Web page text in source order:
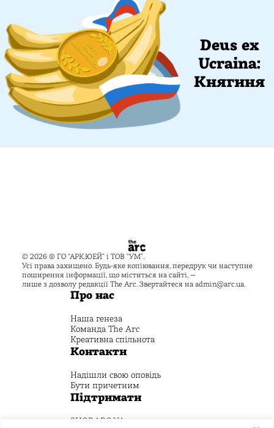
Deus ex
Ucraina:
Княгиня
© 2026 ® ГО “АРК.ЮЕЙ” і ТОВ “УМ”.
Усі права захищено. Будь-яке копіювання, передрук чи наступне
поширення інформації, що міститься на сайті, —
лише з дозволу редакції The Arc. Звертайтеся на admin@arc.ua.
Про нас
Наша генеза
Команда The Arc
Креативна спільнота
Контакти
Надішли свою оповідь
Бути причетним
Підтримати
SHOP.ARC.UA